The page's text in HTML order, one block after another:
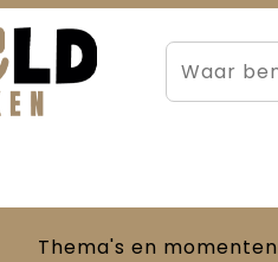
Thema's en momenten